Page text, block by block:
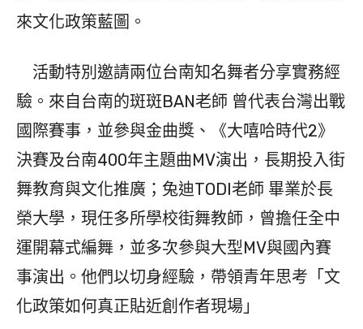
來文化政策藍圖。
活動特別邀請兩位台南知名舞者分享實務經
驗。來自台南的斑斑BAN老師 曾代表台灣出戰
國際賽事，並參與金曲獎、《大嘻哈時代2》
決賽及台南400年主題曲MV演出，長期投入街
舞教育與文化推廣；兔迪TODI老師 畢業於長
榮大學，現任多所學校街舞教師，曾擔任全中
運開幕式編舞，並多次參與大型MV與國內賽
事演出。他們以切身經驗，帶領青年思考「文
化政策如何真正貼近創作者現場」